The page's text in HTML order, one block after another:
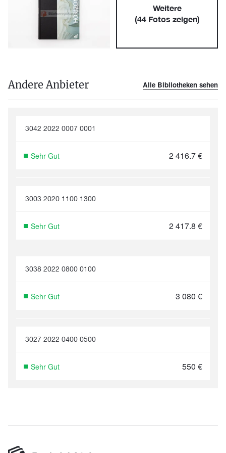
Weitere
(44Fotos zeigen)
Andere Anbieter Alle Bibliotheken sehen
3042 2022 0007 0001
Sehr Gut 2 416.7€
3003 2020 1100 1300
Sehr Gut 2 417.8 €
3038 2022 0800 0100
Sehr Gut 3 080 €
3027 2022 0400 0500
Sehr Gut 550 €